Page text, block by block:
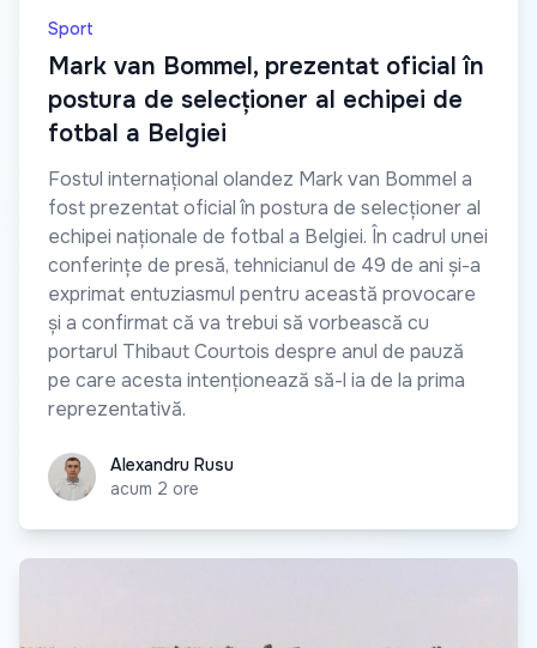
Sport
Mark van Bommel, prezentat oficial în
postura de selecționer al echipei de
fotbal a Belgiei
Fostul internațional olandez Mark van Bommel a
fost prezentat oficial în postura de selecționer al
echipei naționale de fotbal a Belgiei. În cadrul unei
conferințe de presă, tehnicianul de 49 de ani și-a
exprimat entuziasmul pentru această provocare
și a confirmat că va trebui să vorbească cu
portarul Thibaut Courtois despre anul de pauză
pe care acesta intenționează să-l ia de la prima
reprezentativă.
Alexandru Rusu
Alexandru Rusu
acum 2 ore